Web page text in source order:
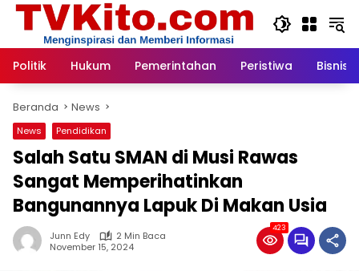
Langsung
Politik
Hukum Pemerintahan Peristiwa Bisnis
Beranda News
News Pendidikan
Salah Satu SMAN di Musi Rawas
Sangat Memperihatinkan
Bangunannya Lapuk Di Makan Usia
Junn Edy
2 Min Baca
November 15, 2024
423